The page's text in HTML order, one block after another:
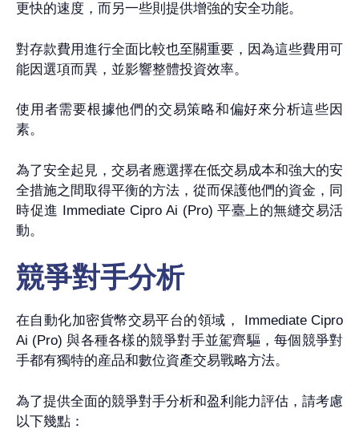
更快的速度，而另一些則提供增強的安全功能。
對存款費用進行全面比較也至關重要，因為這些費用可
能因選項而異，並影響整體投資效率。
使用者需要根據他們的交易策略和偏好來分析這些因
素。
為了安全起見，交易者應選擇在低交易成本和強大的安
全措施之間取得平衡的方法，從而保護他們的資金，同
時促進 Immediate Cipro Ai (Pro) 平臺上的無縫交易活
動。
競爭對手分析
在自動化加密貨幣交易平台的領域， Immediate Cipro
Ai (Pro) 與各種各樣的競爭對手並駕齊驅，每個競爭對
手都有獨特的産品和數位資產交易戰略方法。
為了提供全面的競爭對手分析和盈利能力評估，請考慮
以下幾點：